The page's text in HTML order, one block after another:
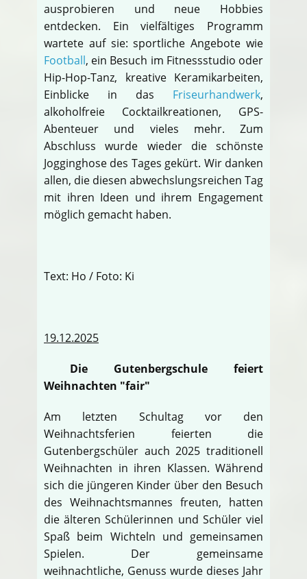
ausprobieren und neue Hobbies
entdecken. Ein vielfältiges Programm
wartete auf sie: sportliche Angebote wie
Football, ein Besuch im Fitnessstudio oder
Hip-Hop-Tanz, kreative Keramikarbeiten,
Einblicke in das Friseurhandwerk,
alkoholfreie Cocktailkreationen, GPS-
Abenteuer und vieles mehr. Zum
Abschluss wurde wieder die schönste
Jogginghose des Tages gekürt. Wir danken
allen, die diesen abwechslungsreichen Tag
mit ihren Ideen und ihrem Engagement
möglich gemacht haben.
Text: Ho / Foto: Ki
19.12.2025
Die Gutenbergschule feiert
Weihnachten "fair"
Am letzten Schultag vor den
Weihnachtsferien feierten die
Gutenbergschüler auch 2025 traditionell
Weihnachten in ihren Klassen. Während
sich die jüngeren Kinder über den Besuch
des Weihnachtsmannes freuten, hatten
die älteren Schülerinnen und Schüler viel
Spaß beim Wichteln und gemeinsamen
Spielen. Der gemeinsame
weihnachtliche, Genuss wurde dieses Jahr